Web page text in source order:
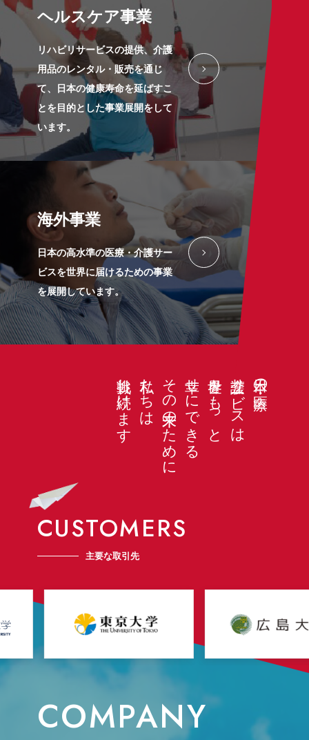
ヘルスケア事業
リハビリサービスの提供、介護
用品のレンタル・販売を通じ
て、日本の健康寿命を延ばすこ
とを目的とした事業展開をして
います。
海外事業
日本の高水準の医療・介護サー
ビスを世界に届けるための事業
を展開しています。
CUSTOMERS
主要な取引先
日本の医療・
介護サービスは
世界をもっと
幸せにできる
その未来のために
私たちは
挑戦し続けます
COMPANY